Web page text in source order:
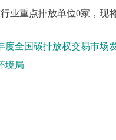
业重点排放单位0家，现
度全国碳排放权交易市
境局